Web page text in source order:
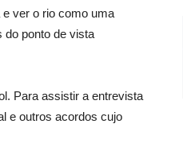
ver o rio como uma
do ponto de vista
Para assistir a entrevista
e outros acordos cujo